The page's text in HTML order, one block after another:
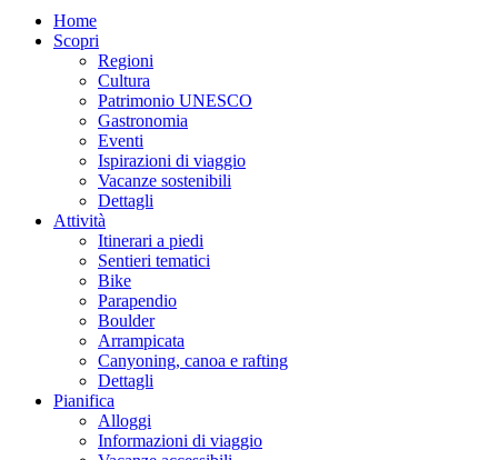
Home
Scopri
Regioni
Cultura
Patrimonio UNESCO
Gastronomia
Eventi
Ispirazioni di viaggio
Vacanze sostenibili
Dettagli
Attività
Itinerari a piedi
Sentieri tematici
Bike
Parapendio
Boulder
Arrampicata
Canyoning, canoa e rafting
Dettagli
Pianifica
Alloggi
Informazioni di viaggio